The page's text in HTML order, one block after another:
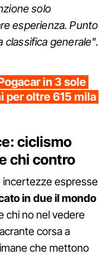
solo
esperienza. Punto
classifica generale".
in 3 sole
per oltre 615 mila
ciclismo
chi contro
incertezze espresse
in due il mondo
chi no nel vedere
corsa a
che mettono